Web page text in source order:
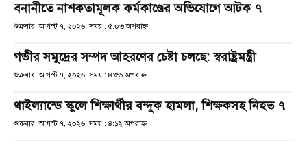
বনানীতে নাশকতামূলক কর্মকাণ্ডের অভিযোগে আটক ৭
শুক্রবার, আগস্ট ৭, ২০২৬; সময় : ৫:০৩ অপরাহ্ণ
গভীর সমুদ্রের সম্পদ আহরণের চেষ্টা চলছে: স্বরাষ্ট্রমন্ত্রী
শুক্রবার, আগস্ট ৭, ২০২৬; সময় : ৪:৫৬ অপরাহ্ণ
থাইল্যান্ডে স্কুলে শিক্ষার্থীর বন্দুক হামলা, শিক্ষকসহ নিহত ৭
শুক্রবার, আগস্ট ৭, ২০২৬; সময় : ৪:১২ অপরাহ্ণ